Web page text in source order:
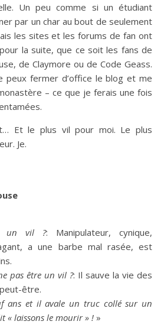
Un peu comme si un étudiant
par un char au bout de seulement
les sites et les forums de fan ont
la suite, que ce soit les fans de
de Claymore ou de Code Geass.
peux fermer d’office le blog et me
– ce que je ferais une fois
Et le plus vil pour moi. Le plus
Je.
un vil ?: Manipulateur, cynique,
a une barbe mal rasée, est
pas être un vil ?: Il sauve la vie des
être.
ans et il avale un truc collé sur un
« laissons le mourir » ! »